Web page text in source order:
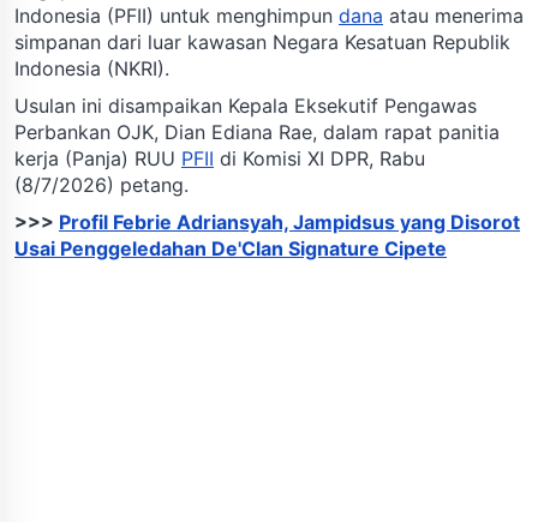
Indonesia (PFII) untuk menghimpun dana atau menerima
simpanan dari luar kawasan Negara Kesatuan Republik
Indonesia (NKRI).
Usulan ini disampaikan Kepala Eksekutif Pengawas
Perbankan OJK, Dian Ediana Rae, dalam rapat panitia
kerja (Panja) RUU PFII di Komisi XI DPR, Rabu
(8/7/2026) petang.
>>> Profil Febrie Adriansyah, Jampidsus yang Disorot
Usai Penggeledahan De'Clan Signature Cipete